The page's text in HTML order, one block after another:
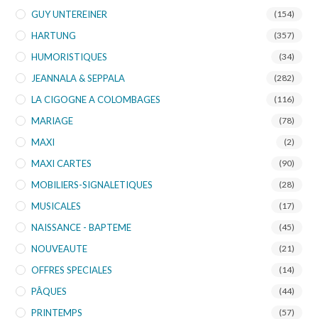
GUY UNTEREINER (154)
HARTUNG (357)
HUMORISTIQUES (34)
JEANNALA & SEPPALA (282)
LA CIGOGNE A COLOMBAGES (116)
MARIAGE (78)
MAXI (2)
MAXI CARTES (90)
MOBILIERS-SIGNALETIQUES (28)
MUSICALES (17)
NAISSANCE - BAPTEME (45)
NOUVEAUTE (21)
OFFRES SPECIALES (14)
PÂQUES (44)
PRINTEMPS (57)